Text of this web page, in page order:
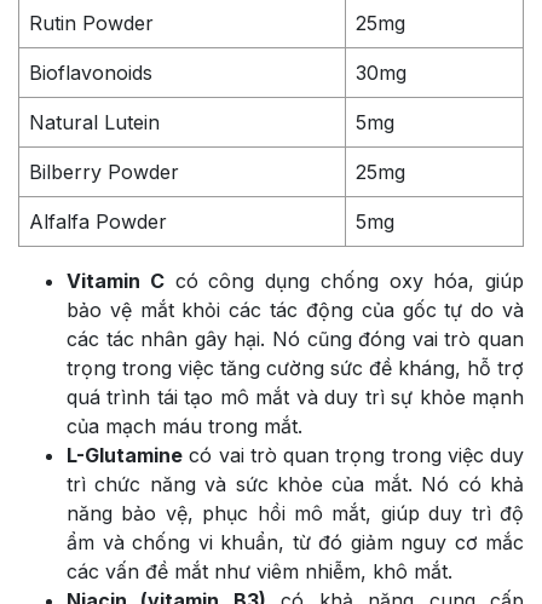
Rutin Powder 25mg
Bioflavonoids 30mg
Natural Lutein 5mg
Bilberry Powder 25mg
Alfalfa Powder 5mg
Vitamin Ccó công dụng chống oxy hóa, giúp
bảo vệ mắt khỏi các tác động của gốc tự do và
các tác nhân gây hại. Nó cũng đóng vai trò quan
trọng trong việc tăng cường sức đề kháng, hỗ trợ
quá trình tái tạo mô mắt và duy trì sự khỏe mạnh
của mạch máu trong mắt.
L-Glutamine có vai trò quan trọng trong việc duy
trì chức năng và sức khỏe của mắt. Nó có khả
năng bảo vệ, phục hồi mô mắt, giúp duy trì độ
ẩm và chống vi khuẩn, từ đó giảm nguy cơ mắc
các vấn đề mắt như viêm nhiễm, khô mắt.